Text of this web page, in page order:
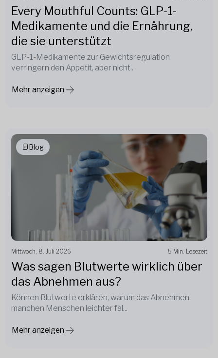
Every Mouthful Counts: GLP-1-
Medikamente und die Ernährung,
die sie unterstützt
GLP-1-Medikamente zur Gewichtsregulation
verringern den Appetit, aber nicht...
Mehr anzeigen
Blog
Mittwoch, 8. Juli 2026 5 Min. Lesezeit
Was sagen Blutwerte wirklich über
das Abnehmen aus?
Können Blutwerte erklären, warum das Abnehmen
manchen Menschen leichter fäl...
Mehr anzeigen